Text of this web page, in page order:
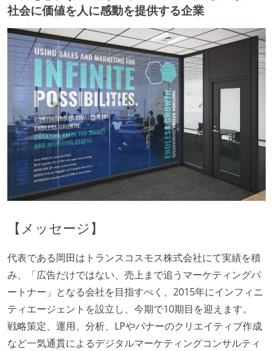
社会に価値を人に感動を提供する企業
【メッセージ】
代表である岡田はトランスコスモス株式会社にて実績を積
み、「広告だけではない、売上まで追うマーケティングパ
ートナー」となる会社を目指すべく、2015年にインフィニ
ティエージェントを設立し、今期で10期目を迎えます。
戦略策定、運用、分析、LPやバナーのクリエイティブ作成
など一気通貫によるデジタルマーケティングコンサルティ